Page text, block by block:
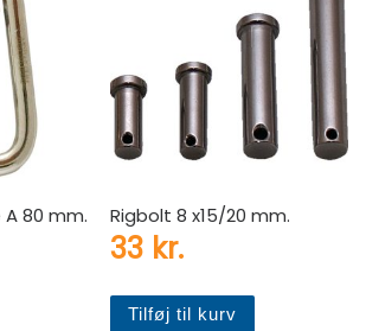
80 mm. Rigbolt 8 x15/20 mm.
33 kr.
Tilføj til kurv